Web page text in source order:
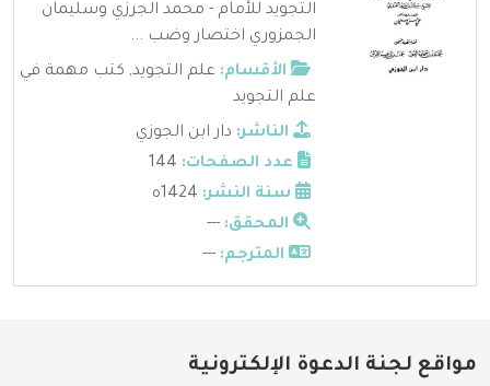
التجويد للأمام - محمد الجرزي وسليمان
الجمزوري اختصار وضب ...
الأقسام: علم التجويد, كتب مهمة في
علم التجويد
الناشر: دار ابن الجوزي
عدد الصفحات:
سنة النشر:
المحقق: ---
المترجم: ---
مواقع لجنة الدعوة الإلكترونية